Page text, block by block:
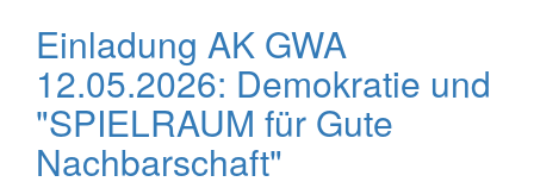
Einladung AK GWA
12.05.2026: Demokratie und
"SPIELRAUM für Gute
Nachbarschaft"